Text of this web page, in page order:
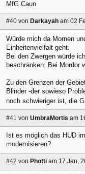
MfG Caun
#40 von Darkayah am 02
Würde mich da Mornen
Einheitenvielfalt geht.
Bei den Zwergen würde
beschränken. Bei Mordor
Zu den Grenzen der
Blinder -der sowieso
noch schwieriger ist, die
#41 von UmbraMortis am
Ist es möglich das HUD
modernisieren?
#42 von Photti am 17 Jan,